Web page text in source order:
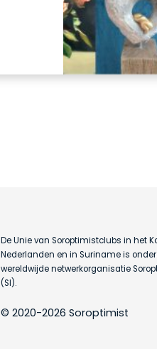
De Unie van Soroptimistclubs in het
Nederlanden en in Suriname is
wereldwijde netwerkorganisatie
(SI).
© 2020-2026 Soroptimist